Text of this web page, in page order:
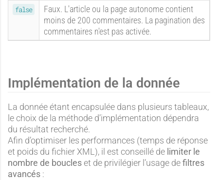
e
false
Faux. L'article ou la page autonome contient
moins de 200 commentaires. La pagination des
commentaires n'est pas activée.
Implémentation de la donnée
La donnée étant encapsulée dans plusieurs tableaux,
le choix de la méthode d’implémentation dépendra
du résultat recherché.
Afin d’optimiser les performances (temps de réponse
et poids du fichier XML), il est conseillé de limiter le
nombre de boucleset de privilégier l’usage defiltres
avancés :